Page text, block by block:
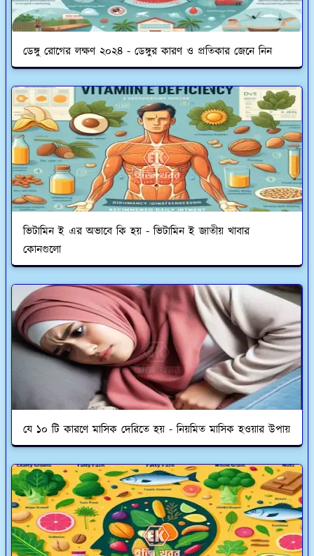
ডেঙ্গু রোগের লক্ষণ ২০২৪ - ডেঙ্গুর কারণ ও প্রতিকার জেনে নিন
ভিটামিন ই এর অভাবে কি হয় - ভিটামিন ই জাতীয় খাবার
কোনগুলো
যে ১০ টি কারণে মাসিক দেরিতে হয় - নিয়মিত মাসিক হওয়ার উপায়